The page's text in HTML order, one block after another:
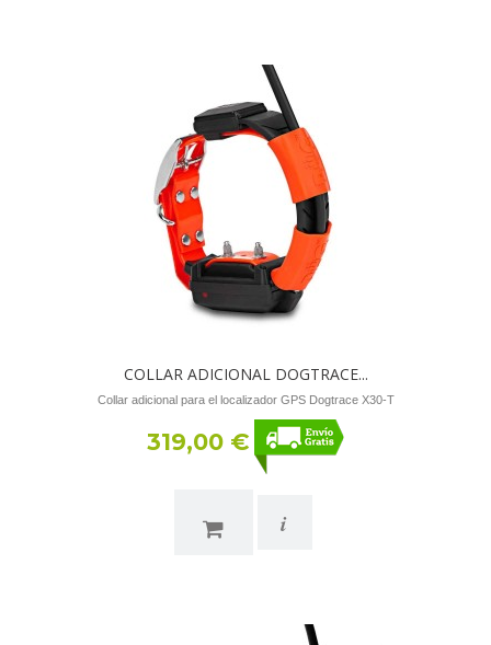
COLLAR ADICIONAL DOGTRACE...
Collar adicional para el localizador GPS Dogtrace X30-T
319,00 €
i